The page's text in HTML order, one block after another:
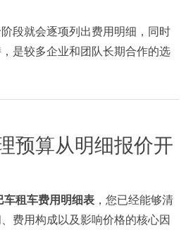
段就会逐项列出费用明细，同时
是较多企业和团队长期合作的选
预算从明细报价开
车租车费用明细表 ，您已经能够清
费用构成以及影响价格的核心因